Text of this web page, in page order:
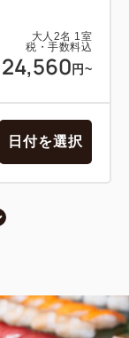
大人 2名 1 室
税・手数料込
24,560 円~
日付を選択